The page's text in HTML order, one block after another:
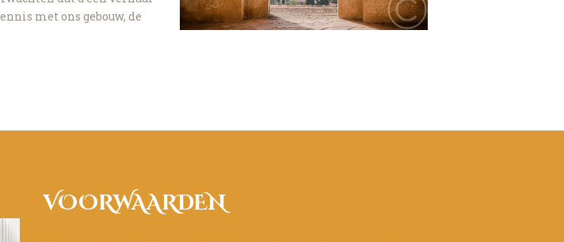
met ons gebouw, de
VOORWAARDEN